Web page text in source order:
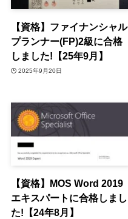
【資格】ファイナンシャル
プランナー(FP)2級に合格
しました!【25年9月】
2025年9月20日
【資格】MOS Word 2019
エキスパートに合格しまし
た!【24年8月】